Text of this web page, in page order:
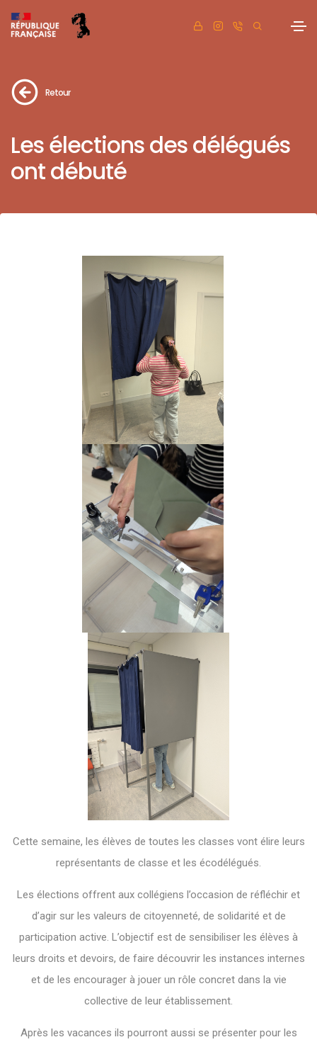
Retour
Les élections des délégués
ont débuté
Cette semaine, les élèves de toutes les classes vont élire leurs
représentants de classe et les écodélégués.
Les élections offrent aux collégiens l’occasion de réfléchir et
d’agir sur les valeurs de citoyenneté, de solidarité et de
participation active. L’objectif est de sensibiliser les élèves à
leurs droits et devoirs, de faire découvrir les instances internes
et de les encourager à jouer un rôle concret dans la vie
collective de leur établissement.
Après les vacances ils pourront aussi se présenter pour les